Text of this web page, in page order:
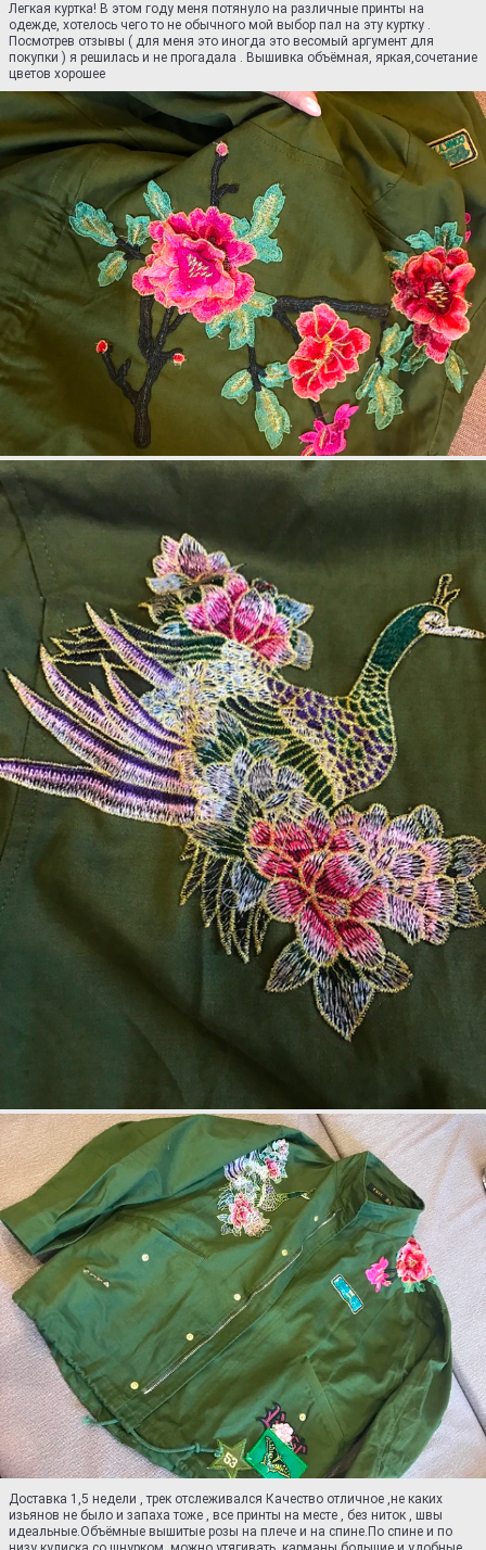
Легкая куртка! В этом году меня потянуло на различные принты на
одежде, хотелось чего то не обычного мой выбор пал на эту куртку .
Посмотрев отзывы ( для меня это иногда это весомый аргумент для
покупки ) я решилась и не прогадала . Вышивка объёмная, яркая,сочетание
цветов хорошее
Доставка 1,5 недели , трек отслеживался Качество отличное ,не каких
изьянов не было и запаха тоже , все принты на месте , без ниток , швы
идеальные.Объёмные вышитые розы на плече и на спине.По спине и по